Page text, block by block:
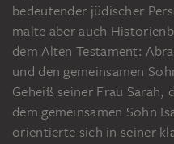
bedeutender jüdischer
malte aber auch
dem Alten Testament:
und den gemeinsamen
Geheiß seiner Frau
dem gemeinsamen Sohn
orientierte sich in seiner